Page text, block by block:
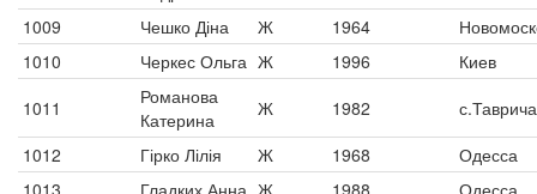
1009
Чешко Діна Ж 1964
1010
Черкес Ольга Ж 1996
Киев
1011
Романова
Катерина
Ж 1982
1012
Гірко Лілія Ж 1968
Одесса
1013
Гладких Анна Ж 1988
Одесса